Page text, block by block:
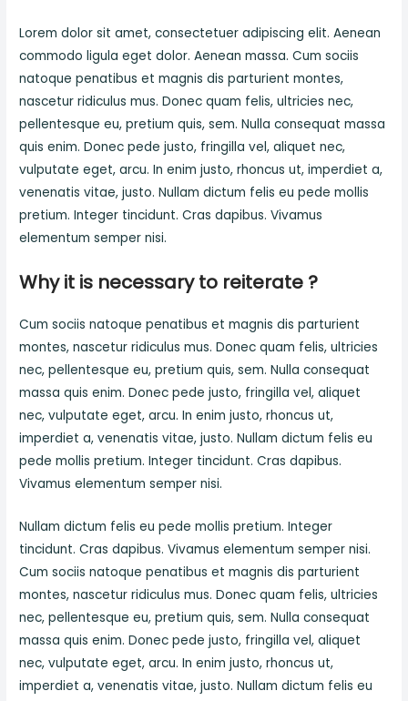
Lorem dolor sit amet, consectetuer adipiscing elit. Aenean
commodo ligula eget dolor. Aenean massa. Cum sociis
natoque penatibus et magnis dis parturient montes,
nascetur ridiculus mus. Donec quam felis, ultricies nec,
pellentesque eu, pretium quis, sem. Nulla consequat massa
quis enim. Donec pede justo, fringilla vel, aliquet nec,
vulputate eget, arcu. In enim justo, rhoncus ut, imperdiet a,
venenatis vitae, justo. Nullam dictum felis eu pede mollis
pretium. Integer tincidunt. Cras dapibus. Vivamus
elementum semper nisi.
Why it is necessary to reiterate ?
Cum sociis natoque penatibus et magnis dis parturient
montes, nascetur ridiculus mus. Donec quam felis, ultricies
nec, pellentesque eu, pretium quis, sem. Nulla consequat
massa quis enim. Donec pede justo, fringilla vel, aliquet
nec, vulputate eget, arcu. In enim justo, rhoncus ut,
imperdiet a, venenatis vitae, justo. Nullam dictum felis eu
pede mollis pretium. Integer tincidunt. Cras dapibus.
Vivamus elementum semper nisi.
Nullam dictum felis eu pede mollis pretium. Integer
tincidunt. Cras dapibus. Vivamus elementum semper nisi.
Cum sociis natoque penatibus et magnis dis parturient
montes, nascetur ridiculus mus. Donec quam felis, ultricies
nec, pellentesque eu, pretium quis, sem. Nulla consequat
massa quis enim. Donec pede justo, fringilla vel, aliquet
nec, vulputate eget, arcu. In enim justo, rhoncus ut,
imperdiet a, venenatis vitae, justo. Nullam dictum felis eu